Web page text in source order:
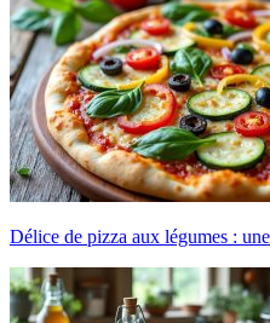
Délice de pizza aux légumes :